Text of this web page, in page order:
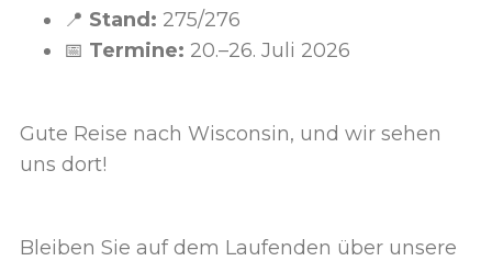
📍 Stand: 275/276
📅 Termine: 20.–26. Juli 2026
Gute Reise nach Wisconsin, und wir sehen
uns dort!
Bleiben Sie auf dem Laufenden über unsere